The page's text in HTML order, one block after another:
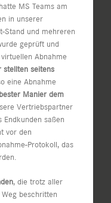
MS Teams am
in unserer
Stand und mehreren
geprüft und
Abnahme
stellten seitens
eine Abnahme
Manier dem
Vertriebspartner
Endkunden saßen
vor den
Protokoll, das
, die trotz aller
beschritten